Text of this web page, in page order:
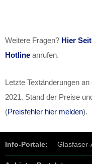
Weitere Fragen? Hier
Hotline anrufen.
Letzte Textänderungen
2021 . Stand der Preise
(Preisfehler hier melden).
Info-Portale: Glasfaser-